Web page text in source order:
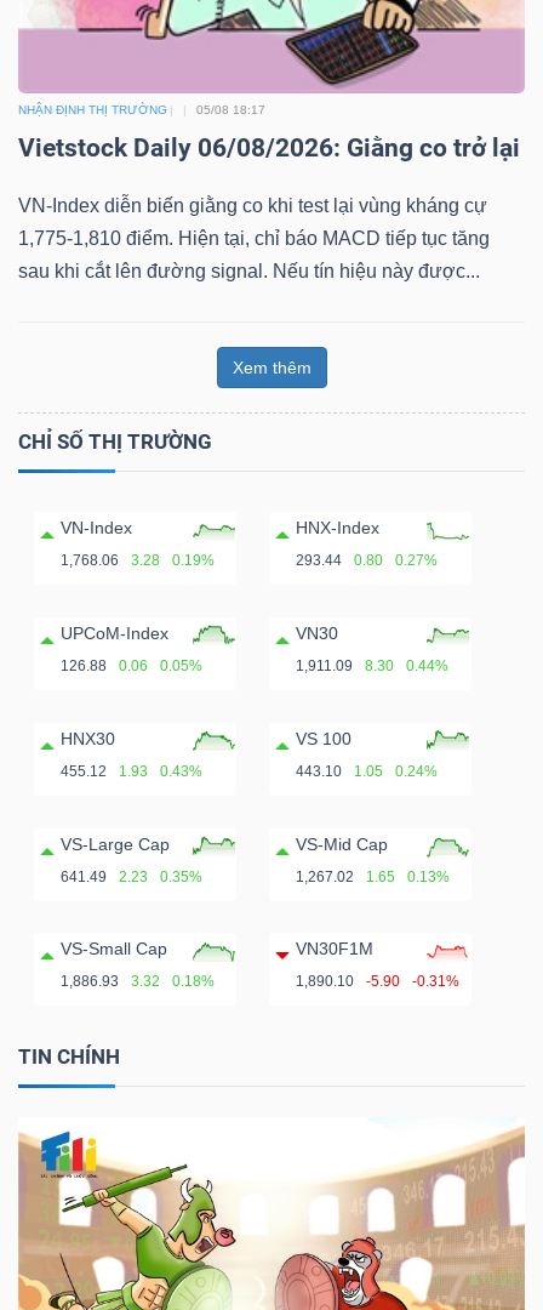
NHẬN ĐỊNH THỊ TRƯỜNG 05/08 18:17
Vietstock Daily 06/08/2026: Giằng co trở lại
VN-Index diễn biến giằng co khi test lại vùng kháng cự
1,775-1,810 điểm. Hiện tại, chỉ báo MACD tiếp tục tăng
sau khi cắt lên đường signal. Nếu tín hiệu này được...
Xem thêm
CHỈ SỐ THỊ TRƯỜNG
VN-Index
1,768.06 3.28 0.19%
HNX-Index
293.44 0.80 0.27%
UPCoM-Index
126.88 0.06 0.05%
VN30
1,911.09 8.30 0.44%
HNX30
455.12 1.93 0.43%
VS 100
443.10 1.05 0.24%
VS-Large Cap
641.49 2.23 0.35%
VS-Mid Cap
1,267.02 1.65 0.13%
VS-Small Cap
1,886.93 3.32 0.18%
VN30F1M
1,890.10 -5.90 -0.31%
TIN CHÍNH